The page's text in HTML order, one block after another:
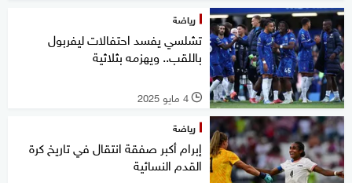
رياضة
تشلسي يفسد احتفالات ليفربول
باللقب.. ويهزمه بثلاثية
l 4 مايو 2025
رياضة
إبرام أكبر صفقة انتقال في تاريخ كرة
القدم النسائية